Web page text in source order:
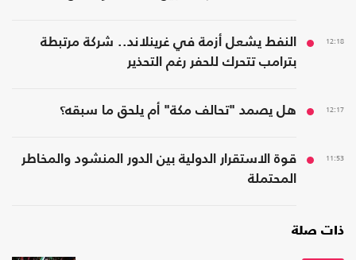
12:18
النفط يشعل أزمة في غرينلاند.. شركة مرتبطة
بترامب تتحرك للحفر رغم التحذير
12:17 هل يصمد "تحالف مكة" أم يلحق ما سبقه؟
11:53
قوة الاستقرار الدولية بين الدور المنشود والمخاطر
المحتملة
ذات صلة